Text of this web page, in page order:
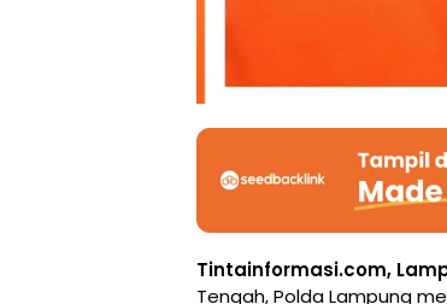
Tintainformasi.com,
Tengah, Polda Lampung